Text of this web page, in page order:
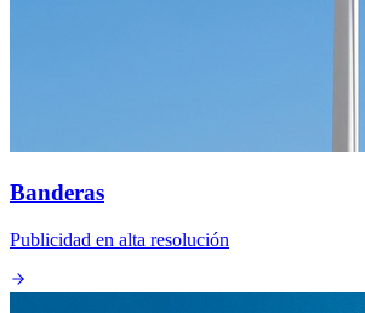
Banderas
Publicidad en alta resolución